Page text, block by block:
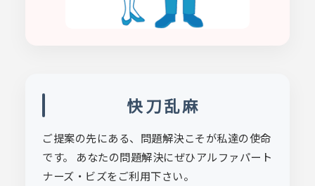
快刀乱麻
ご提案の先にある、問題解決こそが私達の使命
です。 あなたの問題解決にぜひアルファパート
ナーズ・ビズをご利用下さい。